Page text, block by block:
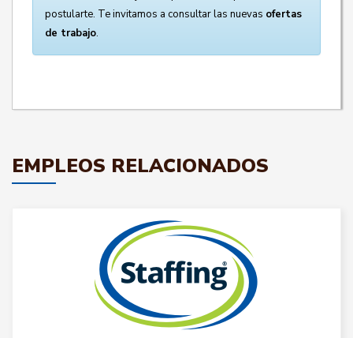
postularte. Te invitamos a consultar las nuevas ofertas
de trabajo.
EMPLEOS RELACIONADOS